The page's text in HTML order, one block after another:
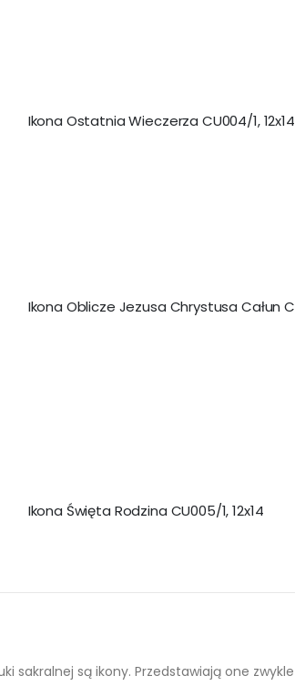
Ikona Ostatnia Wieczerza CU004/1, 12x14
Ikona Oblicze Jezusa Chrystusa Całun
Ikona Święta Rodzina CU005/1, 12x14
są ikony. Przedstawiają one